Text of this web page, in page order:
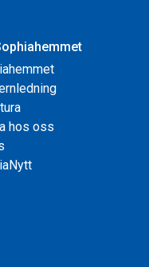
hos oss